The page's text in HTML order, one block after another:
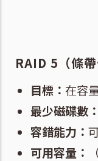
RAID 5（條帶
目標： 在容
最少磁碟數：
容錯能力：
可用容量：